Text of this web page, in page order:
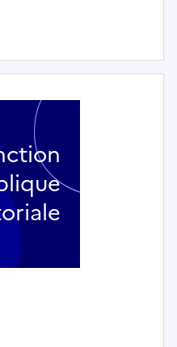
du pilotage de la